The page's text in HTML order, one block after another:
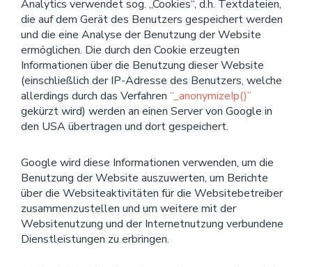
Analytics verwendet sog. „Cookies“, d.h. Textdateien,
die auf dem Gerät des Benutzers gespeichert werden
und die eine Analyse der Benutzung der Website
ermöglichen. Die durch den Cookie erzeugten
Informationen über die Benutzung dieser Website
(einschließlich der IP-Adresse des Benutzers, welche
allerdings durch das Verfahren “_anonymizeIp()”
gekürzt wird) werden an einen Server von Google in
den USA übertragen und dort gespeichert.
Google wird diese Informationen verwenden, um die
Benutzung der Website auszuwerten, um Berichte
über die Websiteaktivitäten für die Websitebetreiber
zusammenzustellen und um weitere mit der
Websitenutzung und der Internetnutzung verbundene
Dienstleistungen zu erbringen.